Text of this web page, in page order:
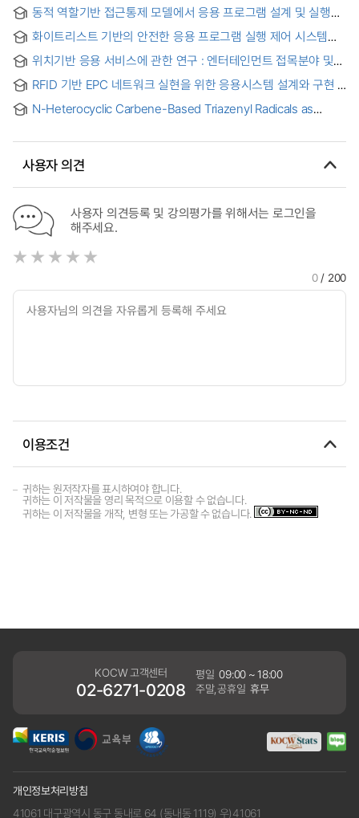
동적 역할기반 접근통제 모델에서 응용 프로그램 설계 및 실행
Execution in Dynamic Role-Based Access Control Model
화이트리스트 기반의 안전한 응용 프로그램 실행 제어 시스템
Application Execution Control System based on the White-
list
위치기반 응용 서비스에 관한 연구 : 엔터테인먼트 접목분야 및
service application : focusing on the differential
characteristics of feasible l-entertainment services
RFID 기반 EPC 네트워크 실현을 위한 응용시스템 설계와 구현
N-Heterocyclic Carbene-Based Triazenyl Radicals as
사용자 의견
사용자 의견등록 및 강의평가를 위해서는 로그인을
해주세요.
0/ 200
이용조건
귀하는 원저작자를 표시하여야 합니다.
귀하는 이 저작물을 영리 목적으로 이용할 수 없습니다.
귀하는 이 저작물을 개작, 변형 또는 가공할 수 없습니다.
KOCW 고객센터
02-6271-0208
평일 09:00 ~ 18:00
주말,공휴일 휴무
개인정보처리방침
41061 대구광역시 동구 동내로 64 (동내동 1119) 우)41061